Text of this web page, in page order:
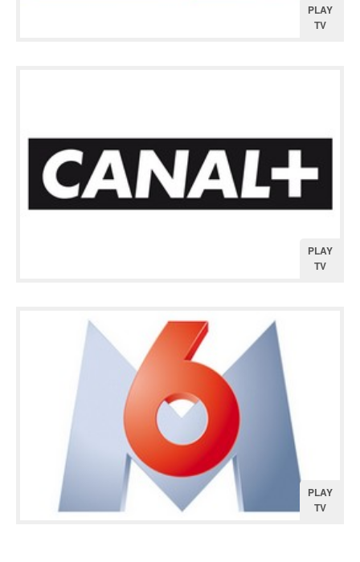
PLAY
TV
PLAY
TV
PLAY
TV